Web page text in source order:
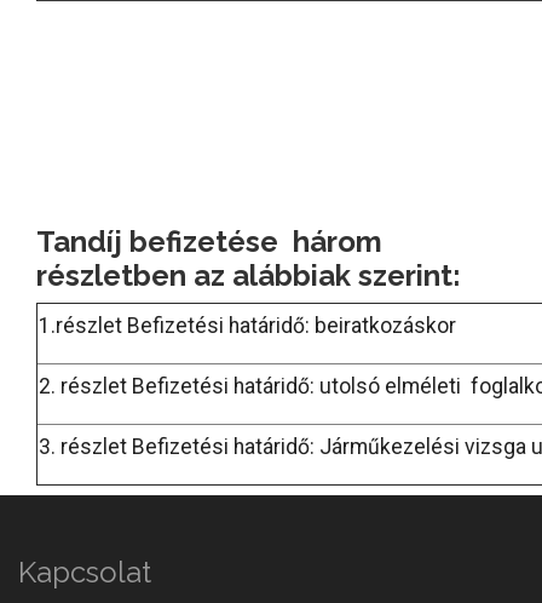
Tandíj befizetése három
részletben az alábbiak szerint:
1.részlet Befizetési határidő: beiratkozáskor
2. részlet Befizetési határidő: utolsó elméleti
3. részlet Befizetési határidő: Járműkezelési vizsga
Kapcsolat